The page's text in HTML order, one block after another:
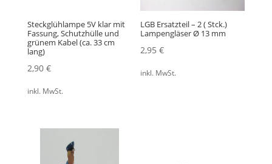
Steckglühlampe 5V klar mit
Fassung, Schutzhülle und
grünem Kabel (ca. 33 cm
lang)
2,90 €
inkl. MwSt.
LGB Ersatzteil – 2 ( Stck.)
Lampengläser Ø 13 mm
2,95€
inkl. MwSt.